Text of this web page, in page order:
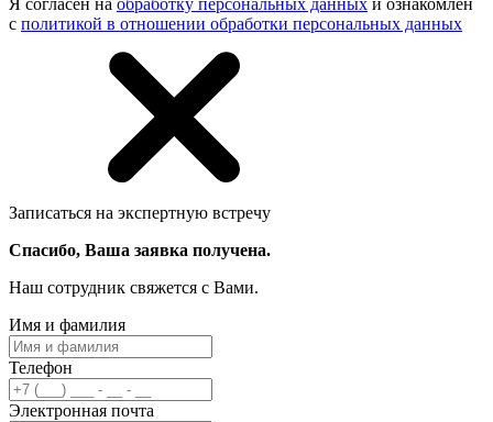
Я согласен на обработку персональных данных и ознакомлен
с политикой в отношении обработки персональных данных
Записаться на экспертную встречу
Спасибо, Ваша заявка получена.
Наш сотрудник свяжется с Вами.
Имя и фамилия
Телефон
Электронная почта